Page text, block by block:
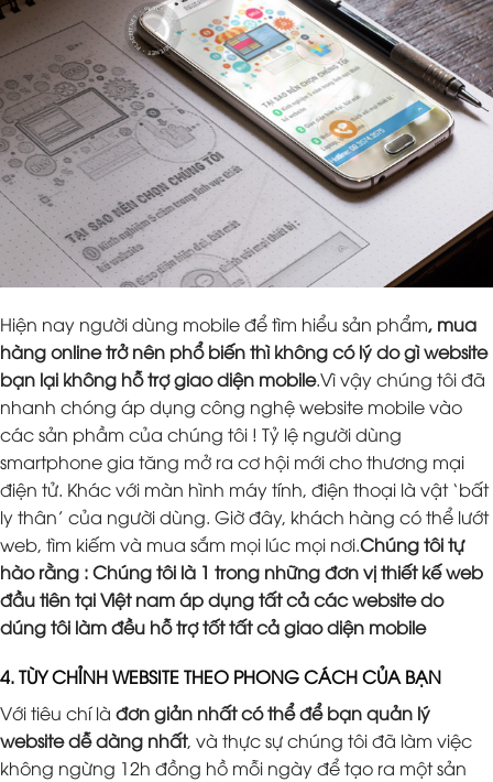
Hiện nay người dùng mobile để tìm hiểu sản phẩm, mua
hàng online trở nên phổ biến thì không có lý do gì website
bạn lại không hỗ trợ giao diện mobile.Vì vậy chúng tôi đã
nhanh chóng áp dụng công nghệ website mobile vào
các sản phầm của chúng tôi ! Tỷ lệ người dùng
smartphone gia tăng mở ra cơ hội mới cho thương mại
điện tử. Khác với màn hình máy tính, điện thoại là vật ‘bất
ly thân’ của người dùng. Giờ đây, khách hàng có thể lướt
web, tìm kiếm và mua sắm mọi lúc mọi nơi.Chúng tôi tự
hào rằng : Chúng tôi là 1 trong những đơn vị thiết kế web
đầu tiên tại Việt nam áp dụng tất cả các website do
dúng tôi làm đều hỗ trợ tốt tất cả giao diện mobile
4. TÙY CHỈNH WEBSITE THEO PHONG CÁCH CỦA BẠN
Với tiêu chí là đơn giản nhất có thể để bạn quản lý
website dễ dàng nhất, và thực sự chúng tôi đã làm việc
không ngừng 12h đồng hồ mỗi ngày để tạo ra một sản